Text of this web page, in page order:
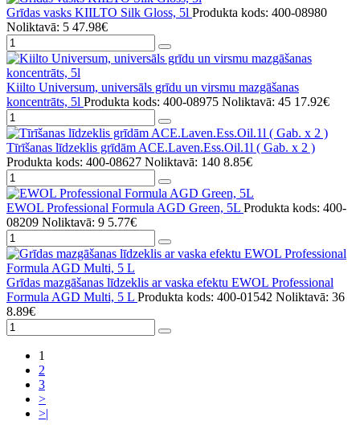
Grīdas vasks KIILTO Silk Gloss, 5l Produkta kods: 400-08980
Noliktavā: 5 47.98€
Kiilto Universum, universāls grīdu un virsmu mazgāšanas
koncentrāts, 5l Produkta kods: 400-08975 Noliktavā: 45 17.92€
Tīrīšanas līdzeklis grīdām ACE.Laven.Ess.Oil.1l ( Gab. x 2 )
Produkta kods: 400-08627 Noliktavā: 140 8.85€
EWOL Professional Formula AGD Green, 5L Produkta kods: 400-
08209 Noliktavā: 9 5.77€
Grīdas mazgāšanas līdzeklis ar vaska efektu EWOL Professional
Formula AGD Multi, 5 L Produkta kods: 400-01542 Noliktavā: 36
8.89€
1
2
3
>
>|